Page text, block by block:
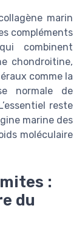
marin
compléments
combinent
chondroitine,
comme la
normale de
reste
marine des
moléculaire
:
du